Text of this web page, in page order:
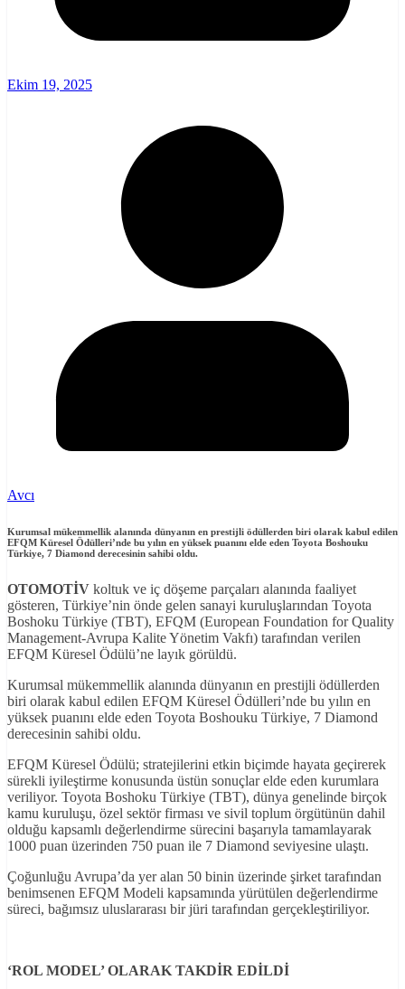
Ekim 19, 2025
Avcı
Kurumsal mükemmellik alanında dünyanın en prestijli ödüllerden biri olarak kabul edilen
EFQM Küresel Ödülleri’nde bu yılın en yüksek puanını elde eden Toyota Boshouku
Türkiye, 7 Diamond derecesinin sahibi oldu.
OTOMOTİV koltuk ve iç döşeme parçaları alanında faaliyet
gösteren, Türkiye’nin önde gelen sanayi kuruluşlarından Toyota
Boshoku Türkiye (TBT), EFQM (European Foundation for Quality
Management-Avrupa Kalite Yönetim Vakfı) tarafından verilen
EFQM Küresel Ödülü’ne layık görüldü.
Kurumsal mükemmellik alanında dünyanın en prestijli ödüllerden
biri olarak kabul edilen EFQM Küresel Ödülleri’nde bu yılın en
yüksek puanını elde eden Toyota Boshouku Türkiye, 7 Diamond
derecesinin sahibi oldu.
EFQM Küresel Ödülü; stratejilerini etkin biçimde hayata geçirerek
sürekli iyileştirme konusunda üstün sonuçlar elde eden kurumlara
veriliyor. Toyota Boshoku Türkiye (TBT), dünya genelinde birçok
kamu kuruluşu, özel sektör firması ve sivil toplum örgütünün dahil
olduğu kapsamlı değerlendirme sürecini başarıyla tamamlayarak
1000 puan üzerinden 750 puan ile 7 Diamond seviyesine ulaştı.
Çoğunluğu Avrupa’da yer alan 50 binin üzerinde şirket tarafından
benimsenen EFQM Modeli kapsamında yürütülen değerlendirme
süreci, bağımsız uluslararası bir jüri tarafından gerçekleştiriliyor.
‘ROL MODEL’ OLARAK TAKDİR EDİLDİ